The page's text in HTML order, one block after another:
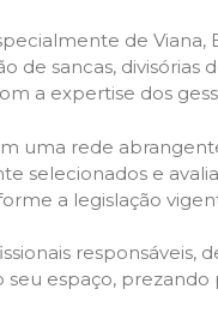
de Viana,
de sancas, divisórias
a expertise dos
uma rede
selecionados e
a legislação
responsáveis,
seu espaço, prezando